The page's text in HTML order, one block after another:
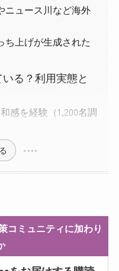
ニュース川など海外
ち上げが生成された
る？利用実態と
感を経験（1,200名調
コミュニティに加わり